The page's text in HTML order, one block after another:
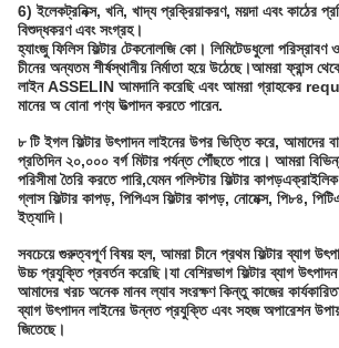
6) ইলেকট্রনিক্স, খনি, খাদ্য প্রক্রিয়াকরণ, ময়দা এবং কাঠের
বিশুদ্ধকরণ এবং সংগ্রহ।
হ্যাংজু ফিলিস ফিল্টার টেকনোলজি কো। লিমিটেডধুলো পরিস্রাবণ ও
চীনের অন্যতম শীর্ষস্থানীয় নির্মাতা হয়ে উঠেছে।আমরা ফ্রান্স
লাইন ASSELIN আমদানি করেছি এবং আমরা গ্রাহকের
মানের অ বোনা পণ্য উত্পাদন করতে পারেন.
৮ টি ইগল ফিল্টার উৎপাদন লাইনের উপর ভিত্তি করে, আমাদের
প্রতিদিন ২০,০০০ বর্গ মিটার পর্যন্ত পৌঁছতে পারে। আমরা
পরিসীমা তৈরি করতে পারি,যেমন পলিস্টার ফিল্টার
গ্লাস ফিল্টার কাপড়, পিপিএস ফিল্টার কাপড়, নোমেক্স, পি৮৪,
ইত্যাদি।
সবচেয়ে গুরুত্বপূর্ণ বিষয় হল, আমরা চীনে প্রথম ফিল্টার ব্যাগ
উচ্চ প্রযুক্তি প্রবর্তন করেছি।যা বেশিরভাগ ফিল্টার ব্যাগ
আমাদের খরচ অনেক মানব ল্যাব সংরক্ষণ কিন্তু কাজের
ব্যাগ উৎপাদন লাইনের উন্নত প্রযুক্তি এবং সহজ অপারেশন
জিতেছে।